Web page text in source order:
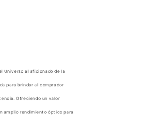
Universo al aficionado de la
para brindar al comprador
Ofreciendo un valor
amplio rendimiento óptico para